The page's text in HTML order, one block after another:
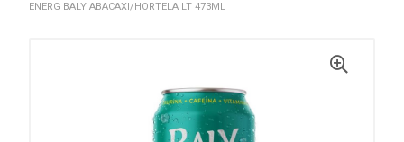
ENERG BALY ABACAXI/HORTELA LT 473ML